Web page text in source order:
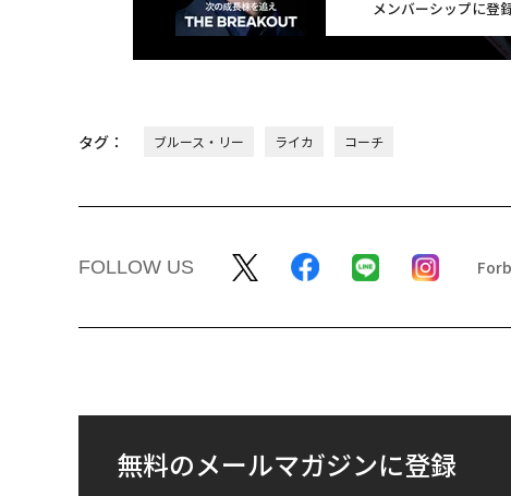
メンバーシップに登
タグ： ブルース・リー ライカ コーチ
FOLLOW US
無料のメールマガジンに登録